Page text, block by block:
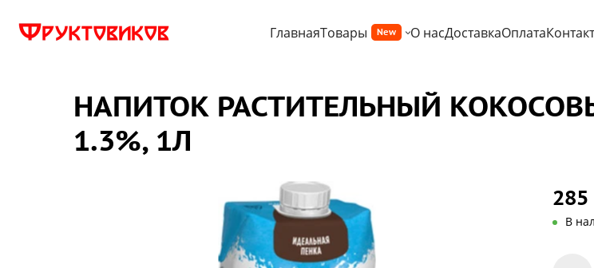
ГлавнаяТовары New О насДоставкаОплата
НАПИТОК РАСТИТЕЛЬНЫЙ
1.3%, 1Л
В